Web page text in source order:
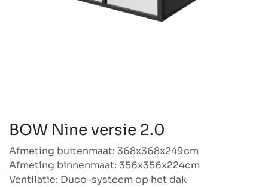
BOW Nine versie 2.0
Afmeting buitenmaat: 368x368x249cm
Afmeting binnenmaat: 356x356x224cm
Ventilatie: Duco-systeem op het dak